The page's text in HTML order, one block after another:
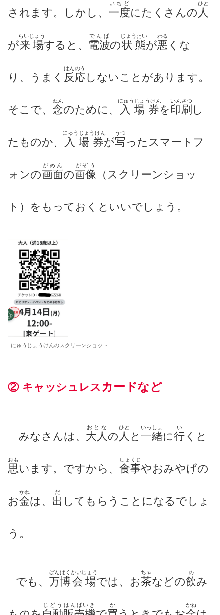
されます。 しかし、 一度
いちど
にたくさんの 人
ひと
が来場
らいじょう
すると、 電波
でんぱ
の状態
じょうたい
が悪
わる
くな
り、うまく 反応
はんのう
しないことがあります。
そこで、 念
ねん
のために、 入場券
にゅうじょうけん
を印刷
いんさつ
し
たものか、 入場券
にゅうじょうけん
が写
うつ
ったスマートフ
ォンの画面
がめん
の画像
がぞう
（スクリーンショッ
ト）をもっておくといいでしょう。
にゅうじょうけんのスクリーンショット
② キャッシュレス カードなど
みなさんは、 大人
おとな
の 人
ひと
と 一緒
いっしょ
に行
い
くと
思
おも
います。ですから、 食事
しょくじ
やおみやげの
お金
かね
は、 出
だ
してもらうことになるでしょ
う。
でも、 万博
ばんぱく
会場
かいじょう
では、お茶
ちゃ
などの飲
の
み
じどう はんばいき か かね